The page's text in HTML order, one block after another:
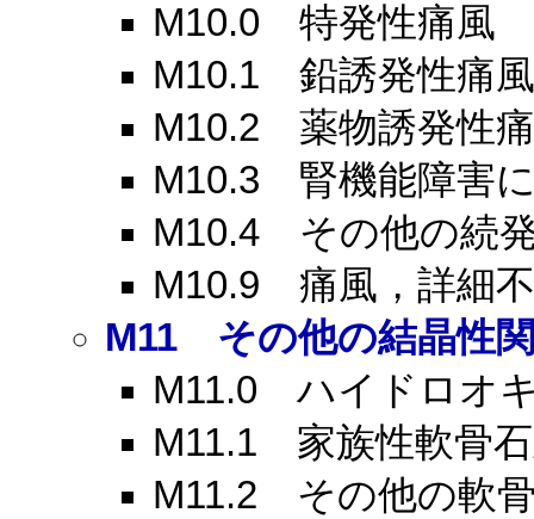
M10.0 特発性痛風
M10.1 鉛誘発性痛風
M10.2 薬物誘発性
M10.3 腎機能障害
M10.4 その他の続
M10.9 痛風，詳細
M11 その他の結晶性
M11.0 ハイドロオ
M11.1 家族性軟骨
M11.2 その他の軟